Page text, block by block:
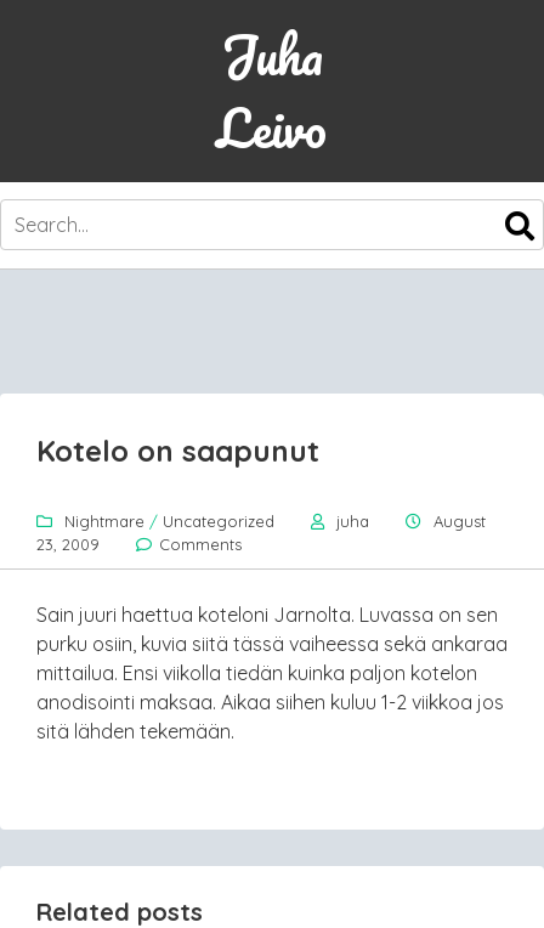
Juha
Leivo
SKIP
CONTENT
Kotelo on saapunut
Nightmare / Uncategorized juha
August
23, 2009
Comments
Sain juuri haettua koteloni Jarnolta. Luvassa on sen
purku osiin, kuvia siitä tässä vaiheessa sekä ankaraa
mittailua. Ensi viikolla tiedän kuinka paljon kotelon
anodisointi maksaa. Aikaa siihen kuluu 1-2 viikkoa jos
sitä lähden tekemään.
Related posts